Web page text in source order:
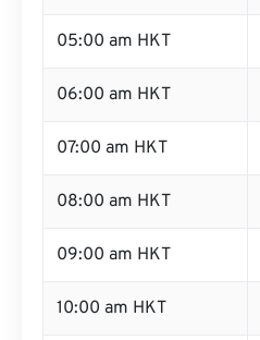
05:00 am HKT
06:00 am HKT
07:00 am HKT
08:00 am HKT
09:00 am HKT
10:00 am HKT